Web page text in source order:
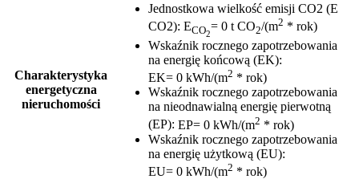
Charakterystyka
energetyczna
nieruchomości
Jednostkowa wielkość emisji CO2 (E
CO2): ECO2
= 0 t CO2/(m2 * rok)
Wskaźnik rocznego zapotrzebowania
na energię końcową (EK):
EK= 0 kWh/(m2 * rok)
Wskaźnik rocznego zapotrzebowania
na nieodnawialną energię pierwotną
(EP): EP= 0 kWh/(m2 * rok)
Wskaźnik rocznego zapotrzebowania
na energię użytkową (EU):
EU= 0 kWh/(m2 * rok)